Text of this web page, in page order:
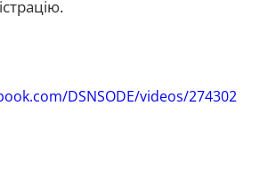
DSNSODE/videos/274302